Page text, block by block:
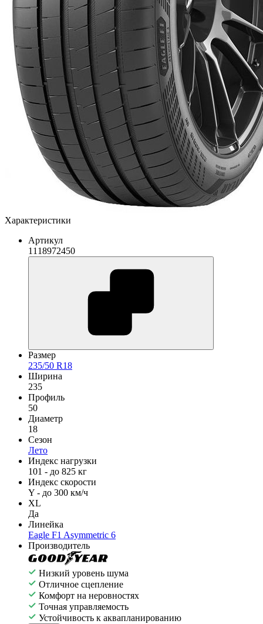
Характеристики
Артикул
1118972450
Размер
235/50 R18
Ширина
235
Профиль
50
Диаметр
18
Сезон
Лето
Индекс нагрузки
101 - до 825 кг
Индекс скорости
Y - до 300 км/ч
XL
Да
Линейка
Eagle F1 Asymmetric 6
Производитель
Низкий уровень шума
Отличное сцепление
Комфорт на неровностях
Точная управляемость
Устойчивость к аквапланированию